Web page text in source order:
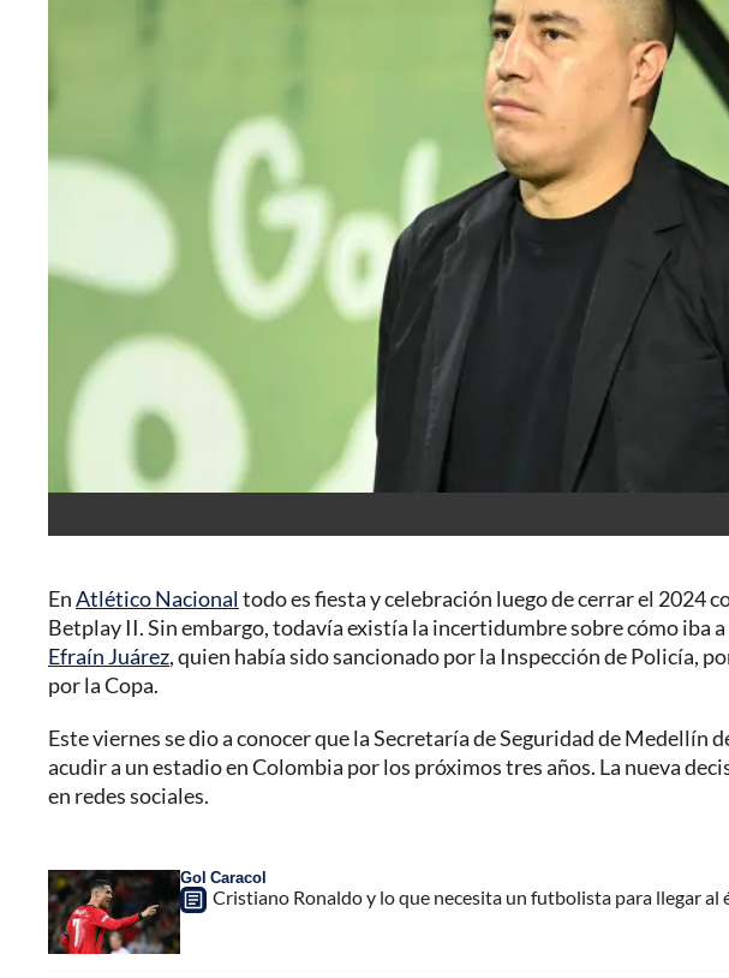
EnAtlético Nacionaltodo es fiesta y celebración luego de cerrar el 2024
Betplay II. Sin embargo, todavía existía la incertidumbre sobre cómo iba
Efraín Juárez, quien había sido sancionado por la Inspección de Policía,
por la Copa.
Este viernes se dio a conocer que la Secretaría de Seguridad de Medellín
acudir a un estadio en Colombia por los próximos tres años. La nueva
en redes sociales.
Gol Caracol
Cristiano Ronaldo y lo que necesita un futbolista para llegar al